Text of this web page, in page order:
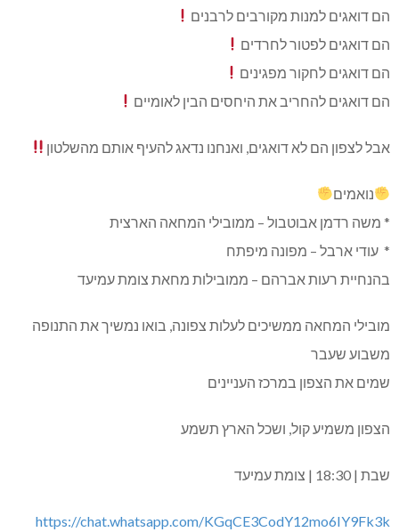
הם דואגים למנות מקורבים לרבנים
הם דואגים לפטור לחרדים
הם דואגים לחקור מפגינים
הם דואגים להחריב את היחסים הבין לאומיים
אבל לצפון הם לא דואגים, ואנחנו נדאג להעיף אותם מהשלטון
נואמים
* משה רדמן אבוטבול – ממובילי המחאה הארצית
* ⁠ עודי ארבל – מפונה מיפתח
בהנחיית רעות אברהם – ממובילות מחאת צומת עמיעד
מובילי המחאה ממשיכים לעלות צפונה, בואו נמשיך את התנופה
משבוע שעבר
שמים את הצפון במרכז העניינים
הצפון משמיע קול, ושכל הארץ תשמע
שבת | 18:30 | צומת עמיעד
https://chat.whatsapp.com/KGqCE3CodY12mo6IY9Fk3k